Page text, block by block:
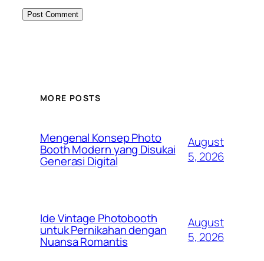
MORE POSTS
Mengenal Konsep Photo
Booth Modern yang Disukai
Generasi Digital
August
5, 2026
Ide Vintage Photobooth
untuk Pernikahan dengan
Nuansa Romantis
August
5, 2026